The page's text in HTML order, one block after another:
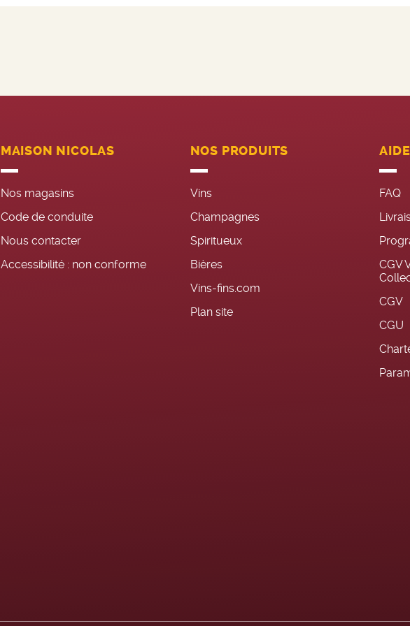
MAISON NICOLAS
Nos magasins
Code de conduite
Nous contacter
Accessibilité : non conforme
NOS PRODUITS
Vins
Champagnes
Spiritueux
Bières
Vins-fins.com
Plan site
FAQ
CGV
CGV
CGU